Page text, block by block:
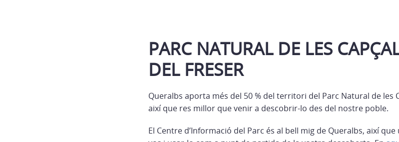
PARC NATURAL DE LES
DEL FRESER
Queralbs aporta més del 50 % del territori del Parc Natural de les
així que res millor que venir a descobrir-lo des del nostre poble.
El Centre d’Informació del Parc és al bell mig de Queralbs, així